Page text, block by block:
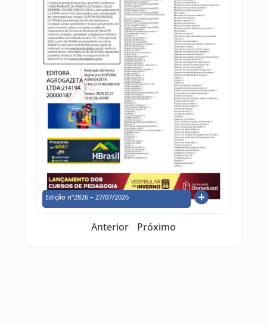
Edição nº2826 – 27/07/2026
Anterior Próximo